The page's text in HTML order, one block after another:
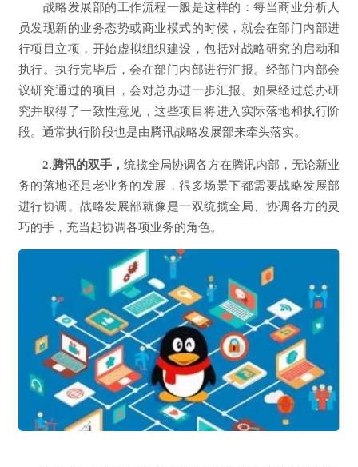
战略发展部的工作流程一般是这样的：每当商业分析人
员发现新的业务态势或商业模式的时候，就会在部门内部进
行项目立项，开始虚拟组织建设，包括对战略研究的启动和
执行。执行完毕后，会在部门内部进行汇报。经部门内部会
议研究通过的项目，会对总办进一步汇报。如果经过总办研
究并取得了一致性意见，这些项目将进入实际落地和执行阶
段。通常执行阶段也是由腾讯战略发展部来牵头落实。
2.腾讯的双手， 统揽全局协调各方在腾讯内部，无论新业
务的落地还是老业务的发展，很多场景下都需要战略发展部
进行协调。战略发展部就像是一双统揽全局、协调各方的灵
巧的手，充当起协调各项业务的角色。